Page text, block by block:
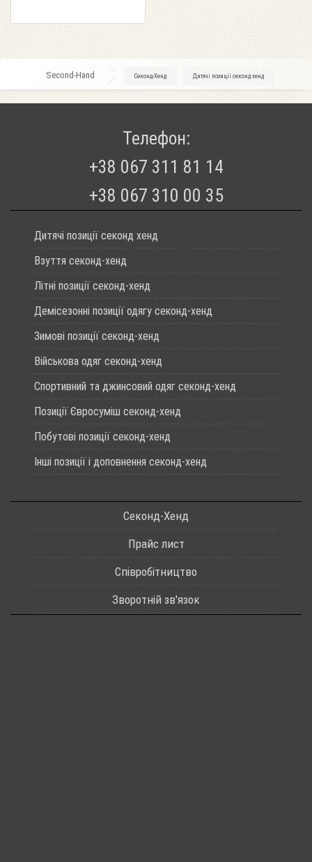
Second-Hand Секонд-Хенд Дитячі позиції секонд хенд
Телефон:
+38 067 311 81 14
+38 067 310 00 35
Дитячі позиції секонд хенд
Взуття секонд-хенд
Літні позиції секонд-хенд
Демісезонні позиції одягу секонд-хенд
Зимові позиції секонд-хенд
Військова одяг секонд-хенд
Спортивний та джинсовий одяг секонд-хенд
Позиції Євросуміш секонд-хенд
Побутові позиції секонд-хенд
Інші позиції і доповнення секонд-хенд
Секонд-Хенд
Прайс лист
Співробітництво
Зворотній зв'язок